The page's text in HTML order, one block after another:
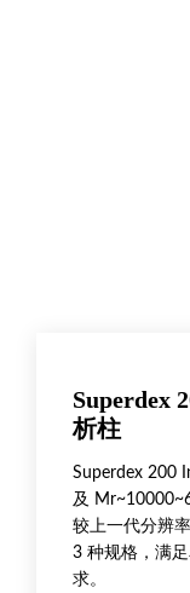
Superdex
析柱
Superdex 200
及
较上一代分辨
3 种规格，满
求。